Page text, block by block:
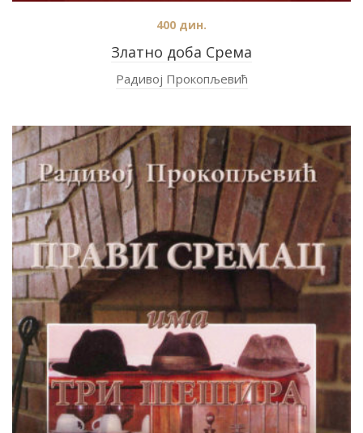
Златно доба Срема
400 дин.
Радивој Прокопљевић